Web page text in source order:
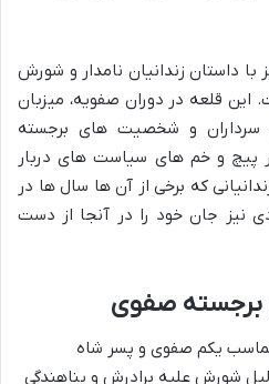
داستان زندانیان نامدار و شورش
قلعه در دوران صفویه، میزبان
سرداران و شخصیت های برجسته
پیچ و خم های سیاست های دربار
که برخی از آن ها سال ها در
نیز جان خود را در آنجا از دست
برجسته صفوی
یکم صفوی و پسر شاه
شورش علیه برادرش و پناهندگی